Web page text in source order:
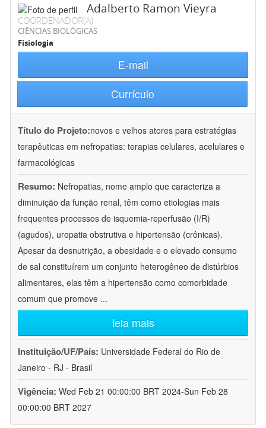
Adalberto Ramon Vieyra
COORDENADOR(A)
CIÊNCIAS BIOLÓGICAS
Fisiologia
E-mail
Currículo
Título do Projeto:novos e velhos atores para estratégias
terapêuticas em nefropatias: terapias celulares, acelulares e
farmacológicas
Resumo: Nefropatias, nome amplo que caracteriza a
diminuição da função renal, têm como etiologias mais
frequentes processos de isquemia-reperfusão (I/R)
(agudos), uropatia obstrutiva e hipertensão (crônicas).
Apesar da desnutrição, a obesidade e o elevado consumo
de sal constituírem um conjunto heterogêneo de distúrbios
alimentares, elas têm a hipertensão como comorbidade
comum que promove ...
leia mais
Instituição/UF/País: Universidade Federal do Rio de
Janeiro - RJ - Brasil
Vigência: Wed Feb 21 00:00:00 BRT 2024-Sun Feb 28
00:00:00 BRT 2027